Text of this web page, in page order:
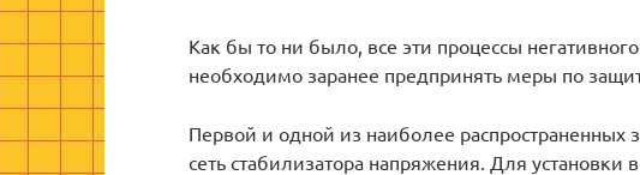
Как бы то ни было, все эти процессы
необходимо заранее предпринять меры по
Первой и одной из наиболее распространенных
сеть стабилизатора напряжения. Для установки